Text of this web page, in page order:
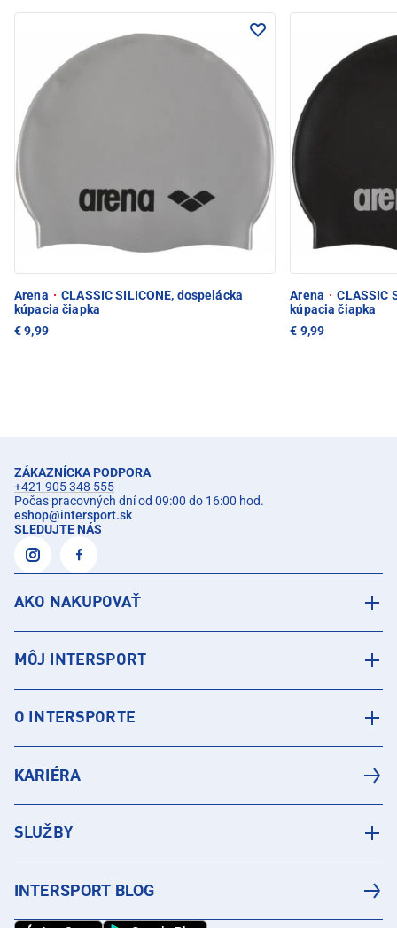
Arena · CLASSIC SILICONE, dospelácka
kúpacia čiapka
€ 9,99
Arena · CLASSIC
kúpacia čiapka
€ 9,99
ZÁKAZNÍCKA PODPORA
+421 905 348 555
Počas pracovných dní od 09:00 do 16:00 hod.
eshop@intersport.sk
SLEDUJTE NÁS
AKO NAKUPOVAŤ
MÔJ INTERSPORT
O INTERSPORTE
KARIÉRA
SLUŽBY
INTERSPORT BLOG